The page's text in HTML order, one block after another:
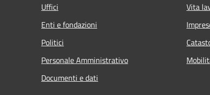
Uffici
Enti e fondazioni
Politici
Personale Amministrativo
Documenti e dati
Vita